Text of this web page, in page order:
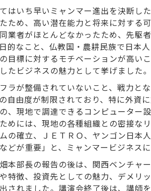
はいち早いミャンマー進出を決断し
ため、高い潜在能力と将来に対する
業者がほとんどなかったため、先駆
的なこと、仏教国・農耕民族で日本
目標に対するモチベーションが高い
たビジネスの魅力として挙げました。
ラが整備されていないこと、戦力と
自由度が制限されており、特に外資
、現地で調達できるコンピューター
めには、現地の各種組織との密接な
の確立、ＪＥＴＲＯ、ヤンゴン日本
どが重要」と、ミャンマービジネス
本部長の報告の後は、関西ベンチャ
特徴、投資先としての魅力、デメリ
されました。講演会終了後は、講師